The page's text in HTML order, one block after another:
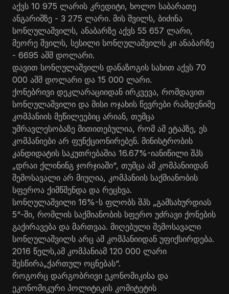
აქვს 10 975 ლარის კრედიტი, ხოლო საბარათე
ანგარიშზე - 3 275 ლარი. მის შვილს, ბიძინა
სონღულაშვილს, ანაბარზე აქვს 55 657 ლარი,
მეორე შვილს, სესილი სონღულაშვილს კი ანაბარზე
- 6695 აშშ დოლარი.
დავით სონღულაშვილს დანაზოგის სახით აქვს 70
000 აშშ დოლარი და 15 000 ლარი.
ქონებრივი დეკლარაციიდან ირკვევა, რომდავით
სონღულაშვილი და მისი ოჯახის წევრები რამდენიმე
კომპანიის მეწილეებიც არიან, თუმცა
უმრავლესობაზე მითითებულია, რომ ამ ეტაპზე, ეს
კომპანიები არ ფუნქციონირებენ. მინისტრობის
კანდიდატის საკუთრებაშია 16.67%-იანიწილი შპს
„დრაი ქლინინგ ჯორჯიაში“, თუმცა ამ კომპანიიდან
შემოსავალი არ მიუღია, კომპანიის საქმიანობის
სფეროა ქიმწმენდა და რეცხვა.
სონღულაშვილი 16%-ს ფლობს შპს „გამსახურდიას
5“-ში, რომლის საქმიანობის სფერო უძრავი ქონების
გაქირავება და მართვაა. მიღებული შემოსავალი
სონღულაშვილს არც ამ კომპანიიდან უფიქსირდება.
2016 წელს,ამ კომპანიამ 120 000 ლარი
შესწირა„ქართულ ოცნებას“.
როგორც დარგობრივი ეკონომიკისა და
ეკონომიკური პოლიტიკის კომიტეტის